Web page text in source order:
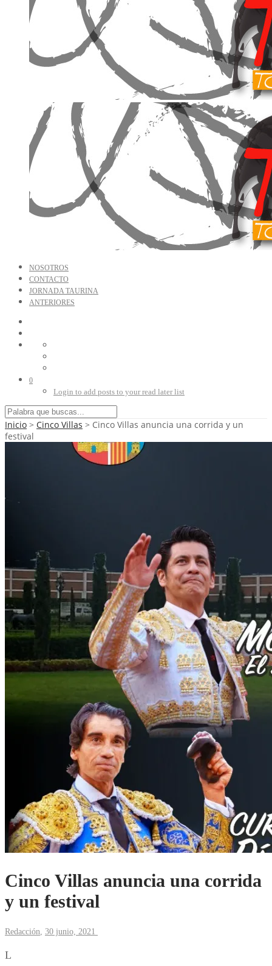
NOSOTROS
CONTACTO
JORNADA TAURINA
ANTERIORES
0
Login to add posts to your read later list
Inicio > Cinco Villas > Cinco Villas anuncia una corrida y un
festival
Cinco Villas anuncia una corrida
y un festival
Redacción, 30 junio, 2021
L